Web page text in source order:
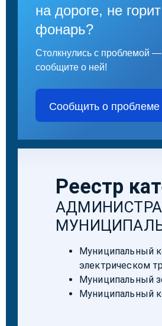
на дороге, не горит
фонарь?
Столкнулись с проблемой —
сообщите о ней!
Сообщить о проблеме